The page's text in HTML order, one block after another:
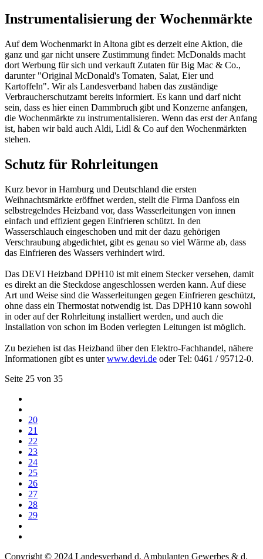
Instrumentalisierung der Wochenmärkte
Auf dem Wochenmarkt in Altona gibt es derzeit eine Aktion, die
ganz und gar nicht unsere Zustimmung findet: McDonalds macht
dort Werbung für sich und verkauft Zutaten für Big Mac & Co.,
darunter "Original McDonald's Tomaten, Salat, Eier und
Kartoffeln". Wir als Landesverband haben das zuständige
Verbraucherschutzamt bereits informiert. Es kann und darf nicht
sein, dass es hier einen Dammbruch gibt und Konzerne anfangen,
die Wochenmärkte zu instrumentalisieren. Wenn das erst der Anfang
ist, haben wir bald auch Aldi, Lidl & Co auf den Wochenmärkten
stehen.
Schutz für Rohrleitungen
Kurz bevor in Hamburg und Deutschland die ersten
Weihnachtsmärkte eröffnet werden, stellt die Firma Danfoss ein
selbstregelndes Heizband vor, dass Wasserleitungen von innen
einfach und effizient gegen Einfrieren schützt. In den
Wasserschlauch eingeschoben und mit der dazu gehörigen
Verschraubung abgedichtet, gibt es genau so viel Wärme ab, dass
das Einfrieren des Wassers verhindert wird.
Das DEVI Heizband DPH10 ist mit einem Stecker versehen, damit
es direkt an die Steckdose angeschlossen werden kann. Auf diese
Art und Weise sind die Wasserleitungen gegen Einfrieren geschützt,
ohne dass ein Thermostat notwendig ist. Das DPH10 kann sowohl
in oder auf der Rohrleitung installiert werden, und auch die
Installation von schon im Boden verlegten Leitungen ist möglich.
Zu beziehen ist das Heizband über den Elektro-Fachhandel, nähere
Informationen gibt es unterwww.devi.de oder Tel: 0461 / 95712-0.
Seite 25 von 35
20
21
22
23
24
25
26
27
28
29
Copyright © 2024 Landesverband d. Ambulanten Gewerbes & d.